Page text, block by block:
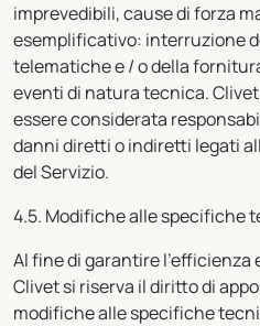
imprevedibili, cause di forza
esemplificativo: interruzione
telematiche e / o della
eventi di natura tecnica.
essere considerata
danni diretti o indiretti legati
del Servizio.
4.5. Modifiche alle specifiche
Al fine di garantire l'efficienza
Clivet si riserva il diritto di
modifiche alle specifiche